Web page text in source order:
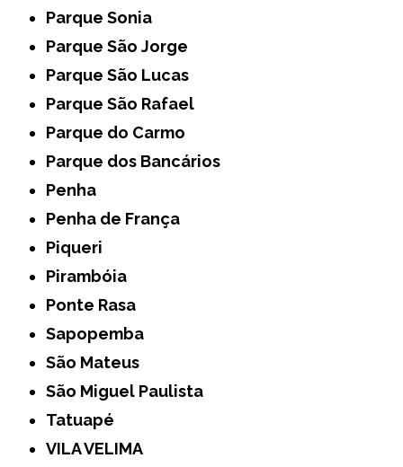
Parque Sonia
Parque São Jorge
Parque São Lucas
Parque São Rafael
Parque do Carmo
Parque dos Bancários
Penha
Penha de França
Piqueri
Pirambóia
Ponte Rasa
Sapopemba
São Mateus
São Miguel Paulista
Tatuapé
VILA VELIMA